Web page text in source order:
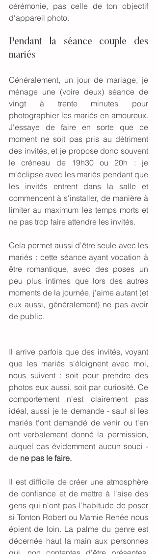
cérémonie, pas celle de ton objectif
d'appareil photo.
Pendant la séance couple des
mariés
Généralement, un jour de mariage, je
ménage une (voire deux) séance de
vingt à trente minutes pour
photographier les mariés en amoureux.
J'essaye de faire en sorte que ce
moment ne soit pas pris au détriment
des invités, et je propose donc souvent
le créneau de 19h30 ou 20h : je
m'éclipse avec les mariés pendant que
les invités entrent dans la salle et
commencent à s'installer, de manière à
limiter au maximum les temps morts et
ne pas trop faire attendre les invités.
Cela permet aussi d'être seule avec les
mariés : cette séance ayant vocation à
être romantique, avec des poses un
peu plus intimes que lors des autres
moments de la journée, j'aime autant (et
eux aussi, généralement) ne pas avoir
de public.
Il arrive parfois que des invités, voyant
que les mariés s'éloignent avec moi,
nous suivent : soit pour prendre des
photos eux aussi, soit par curiosité. Ce
comportement n'est clairement pas
idéal, aussi je te demande - sauf si les
mariés t'ont demandé de venir ou t'en
ont verbalement donné la permission,
auquel cas évidemment aucun souci -
de ne pas le faire.
Il est difficile de créer une atmosphère
de confiance et de mettre à l'aise des
gens qui n'ont pas l'habitude de poser
si Tonton Robert ou Mamie Renée nous
épient de loin. La palme du genre est
décernée haut la main aux personnes